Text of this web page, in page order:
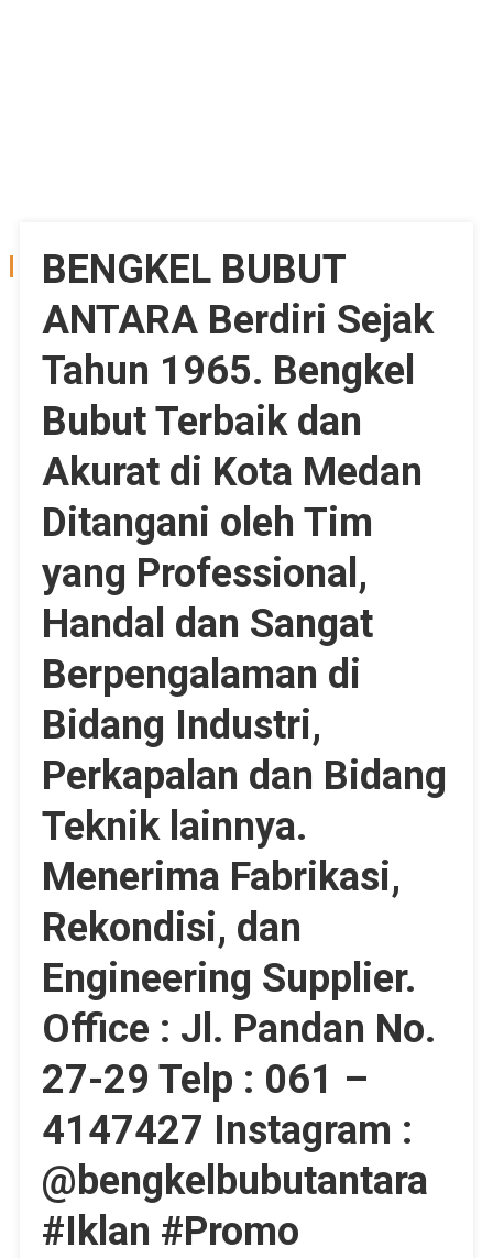
CATEGORY:PROMO
BENGKEL BUBUT
ANTARA Berdiri Sejak
Tahun 1965. Bengkel
Bubut Terbaik dan
Akurat di Kota Medan
Ditangani oleh Tim
yang Professional,
Handal dan Sangat
Berpengalaman di
Bidang Industri,
Perkapalan dan Bidang
Teknik lainnya.
Menerima Fabrikasi,
Rekondisi, dan
Engineering Supplier.
Office : Jl. Pandan No.
27-29 Telp : 061 –
4147427 Instagram :
@bengkelbubutantara
#Iklan #Promo